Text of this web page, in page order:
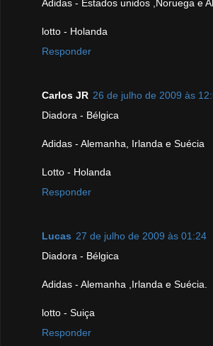
Adidas - Estados unidos ,Noruega e
lotto - Holanda
Responder
Carlos JR 26 de julho de 2009 às
Diadora - Bélgica
Adidas - Alemanha, Irlanda e Suécia
Lotto - Holanda
Responder
Lucas 27 de julho de 2009 às 01:24
Diadora - Bélgica
Adidas - Alemanha ,Irlanda e Suécia.
lotto - Suiça
Responder